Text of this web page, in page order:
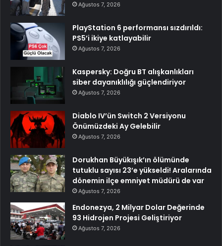
Ağustos 7, 2026
PlayStation 6 performansı sızdırıldı:
PS5’i ikiye katlayabilir
Ağustos 7, 2026
Kaspersky: Doğru BT alışkanlıkları
siber dayanıklılığı güçlendiriyor
Ağustos 7, 2026
Diablo IV’ün Switch 2 Versiyonu
Önümüzdeki Ay Gelebilir
Ağustos 7, 2026
Dorukhan Büyükışık’ın ölümünde
tutuklu sayısı 23’e yükseldi! Aralarında
dönemin ilçe emniyet müdürü de var
Ağustos 7, 2026
Endonezya, 2 Milyar Dolar Değerinde
93 Hidrojen Projesi Geliştiriyor
Ağustos 7, 2026